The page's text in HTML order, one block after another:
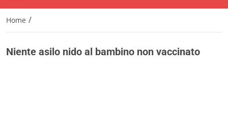
Home /
Niente asilo nido al bambino non vaccinato